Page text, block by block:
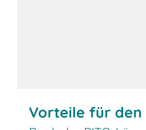
Vorteile für den